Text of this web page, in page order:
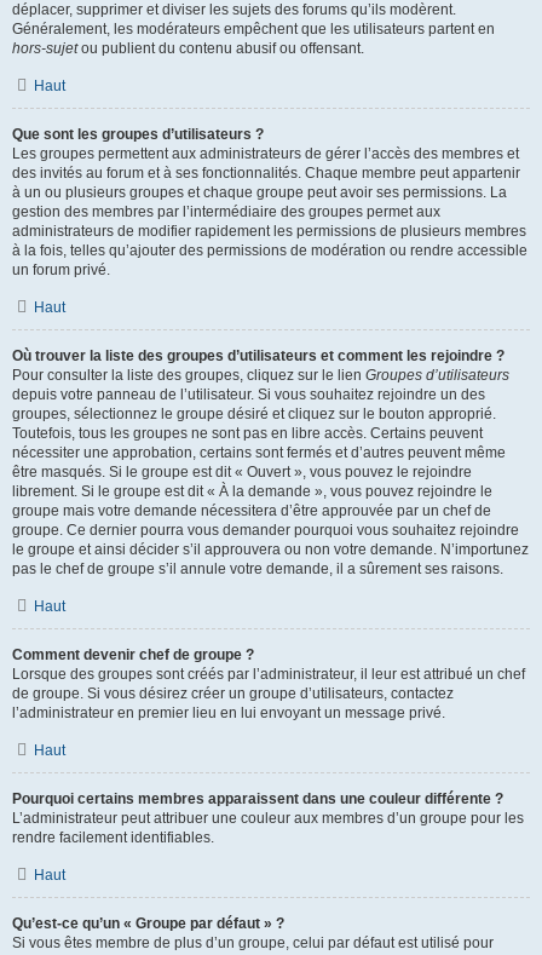
déplacer, supprimer et diviser les sujets des forums qu’ils modèrent.
Généralement, les modérateurs empêchent que les utilisateurs partent en
hors-sujetou publient du contenu abusif ou offensant.
Haut
Que sont les groupes d’utilisateurs ?
Les groupes permettent aux administrateurs de gérer l’accès des membres et
des invités au forum et à ses fonctionnalités. Chaque membre peut appartenir
à un ou plusieurs groupes et chaque groupe peut avoir ses permissions. La
gestion des membres par l’intermédiaire des groupes permet aux
administrateurs de modifier rapidement les permissions de plusieurs membres
à la fois, telles qu’ajouter des permissions de modération ou rendre accessible
un forum privé.
Haut
Où trouver la liste des groupes d’utilisateurs et comment les rejoindre ?
Pour consulter la liste des groupes, cliquez sur le lien Groupes d’utilisateurs
depuis votre panneau de l’utilisateur. Si vous souhaitez rejoindre un des
groupes, sélectionnez le groupe désiré et cliquez sur le bouton approprié.
Toutefois, tous les groupes ne sont pas en libre accès. Certains peuvent
nécessiter une approbation, certains sont fermés et d’autres peuvent même
être masqués. Si le groupe est dit « Ouvert », vous pouvez le rejoindre
librement. Si le groupe est dit « À la demande », vous pouvez rejoindre le
groupe mais votre demande nécessitera d’être approuvée par un chef de
groupe. Ce dernier pourra vous demander pourquoi vous souhaitez rejoindre
le groupe et ainsi décider s’il approuvera ou non votre demande. N’importunez
pas le chef de groupe s’il annule votre demande, il a sûrement ses raisons.
Haut
Comment devenir chef de groupe ?
Lorsque des groupes sont créés par l’administrateur, il leur est attribué un chef
de groupe. Si vous désirez créer un groupe d’utilisateurs, contactez
l’administrateur en premier lieu en lui envoyant un message privé.
Haut
Pourquoi certains membres apparaissent dans une couleur différente ?
L’administrateur peut attribuer une couleur aux membres d’un groupe pour les
rendre facilement identifiables.
Haut
Qu’est-ce qu’un « Groupe par défaut » ?
Si vous êtes membre de plus d’un groupe, celui par défaut est utilisé pour